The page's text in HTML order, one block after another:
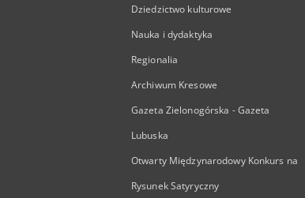
Dziedzictwo kulturowe
Nauka i dydaktyka
Regionalia
Archiwum Kresowe
Gazeta Zielonogórska - Gazeta
Lubuska
Otwarty Międzynarodowy Konkurs na
Rysunek Satyryczny